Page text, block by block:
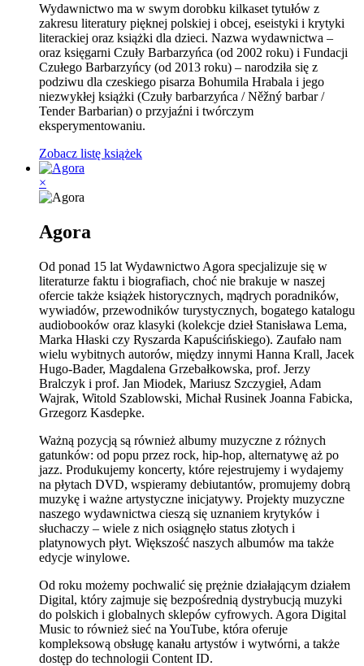
Wydawnictwo ma w swym dorobku kilkaset tytułów z
zakresu literatury pięknej polskiej i obcej, eseistyki i krytyki
literackiej oraz książki dla dzieci. Nazwa wydawnictwa –
oraz księgarni Czuły Barbarzyńca (od 2002 roku) i Fundacji
Czułego Barbarzyńcy (od 2013 roku) – narodziła się z
podziwu dla czeskiego pisarza Bohumila Hrabala i jego
niezwykłej książki (Czuły barbarzyńca / Něžný barbar /
Tender Barbarian) o przyjaźni i twórczym
eksperymentowaniu.
Zobacz listę książek
×
Agora
Od ponad 15 lat Wydawnictwo Agora specjalizuje się w
literaturze faktu i biografiach, choć nie brakuje w naszej
ofercie także książek historycznych, mądrych poradników,
wywiadów, przewodników turystycznych, bogatego katalogu
audiobooków oraz klasyki (kolekcje dzieł Stanisława Lema,
Marka Hłaski czy Ryszarda Kapuścińskiego). Zaufało nam
wielu wybitnych autorów, między innymi Hanna Krall, Jacek
Hugo-Bader, Magdalena Grzebałkowska, prof. Jerzy
Bralczyk i prof. Jan Miodek, Mariusz Szczygieł, Adam
Wajrak, Witold Szablowski, Michał Rusinek Joanna Fabicka,
Grzegorz Kasdepke.
Ważną pozycją są również albumy muzyczne z różnych
gatunków: od popu przez rock, hip-hop, alternatywę aż po
jazz. Produkujemy koncerty, które rejestrujemy i wydajemy
na płytach DVD, wspieramy debiutantów, promujemy dobrą
muzykę i ważne artystyczne inicjatywy. Projekty muzyczne
naszego wydawnictwa cieszą się uznaniem krytyków i
słuchaczy – wiele z nich osiągnęło status złotych i
platynowych płyt. Większość naszych albumów ma także
edycje winylowe.
Od roku możemy pochwalić się prężnie działającym działem
Digital, który zajmuje się bezpośrednią dystrybucją muzyki
do polskich i globalnych sklepów cyfrowych. Agora Digital
Music to również sieć na YouTube, która oferuje
kompleksową obsługę kanału artystów i wytwórni, a także
dostęp do technologii Content ID.